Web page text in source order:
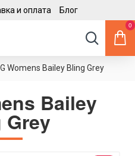
и оплата Блог
0
Womens Bailey Bling Grey
Bailey